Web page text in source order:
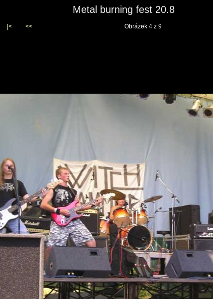
Metal burning fest 20.8
|< << Obrázek 4 z 9